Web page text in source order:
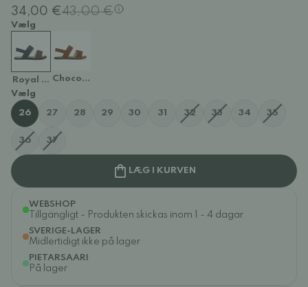
34,00 €43,00 €
Vælg
Royal Blue G076-41539
Chocolate G076-41539
Vælg
26 27 28 29 30 31 32 33 34 35
36 37
LÆG I KURVEN
WEBSHOP
Tillgängligt - Produkten skickas inom 1 - 4 dagar
SVERIGE-LAGER
Midlertidigt ikke på lager
PIETARSAARI
På lager